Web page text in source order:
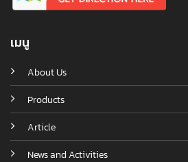
เมนู
About Us
Products
Article
News and Activities